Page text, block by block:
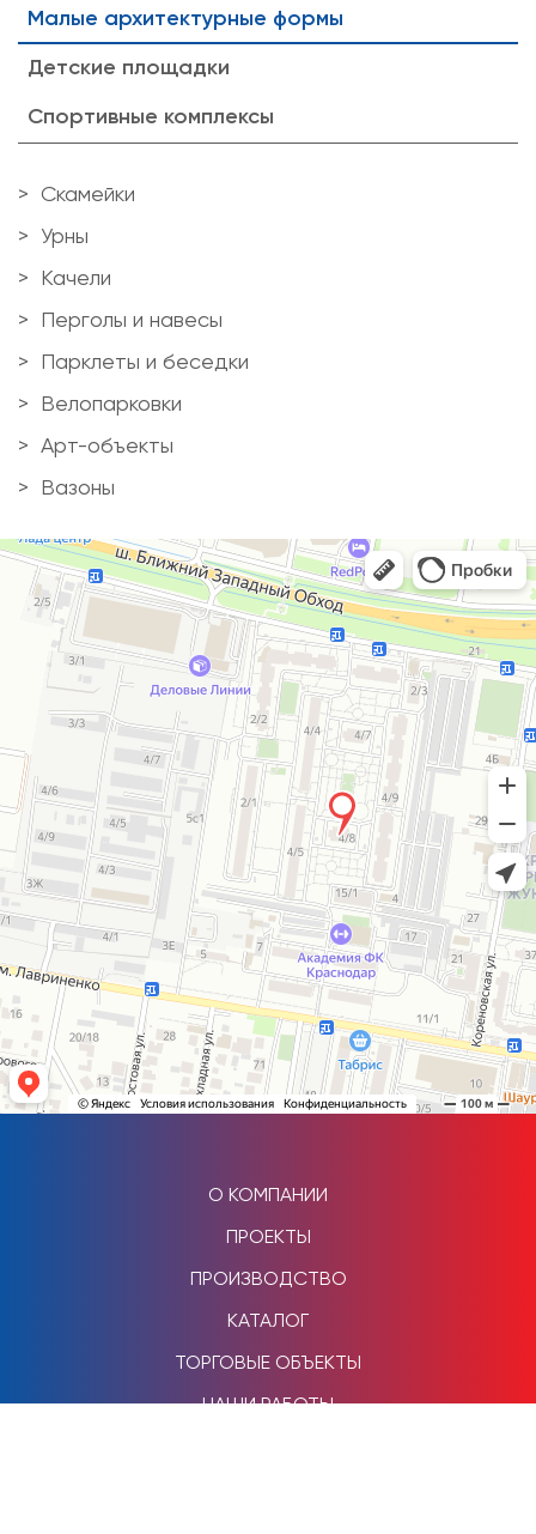
Малые архитектурные формы
Детские площадки
Спортивные комплексы
Скамейки
Урны
Качели
Перголы и навесы
Парклеты и беседки
Велопарковки
Арт-объекты
Вазоны
О КОМПАНИИ
ПРОЕКТЫ
ПРОИЗВОДСТВО
КАТАЛОГ
ТОРГОВЫЕ ОБЪЕКТЫ
НАШИ РАБОТЫ